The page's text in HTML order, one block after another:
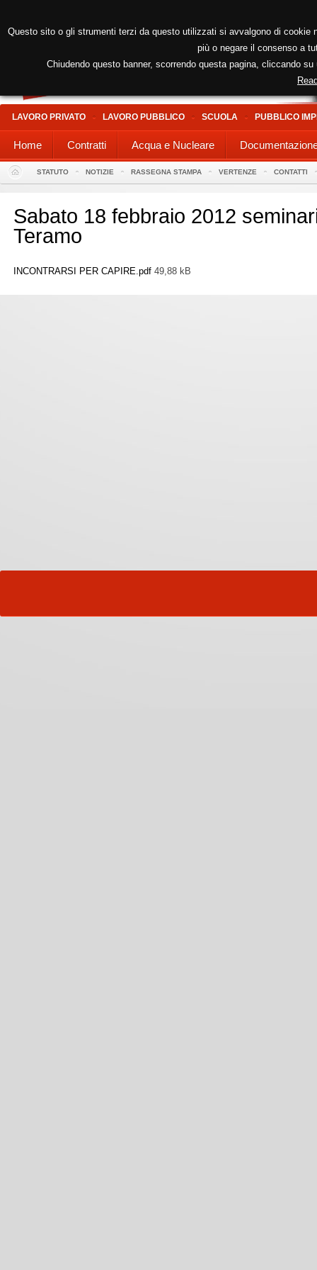
LAVORO PRIVATO LAVORO PUBBLICO SCUOLA PUBBLICO
Home Contratti Acqua e Nucleare
STATUTO NOTIZIE RASSEGNA STAMPA VERTENZE CONTATTI
Sabato 18 febbraio 2012
Teramo
INCONTRARSI PER CAPIRE.pdf 49,88 kB
Questo sito o gli strumenti terzi da questo utilizzati si avvalgono di
più o negare il consenso a
Chiudendo questo banner, scorrendo questa pagina, cliccando